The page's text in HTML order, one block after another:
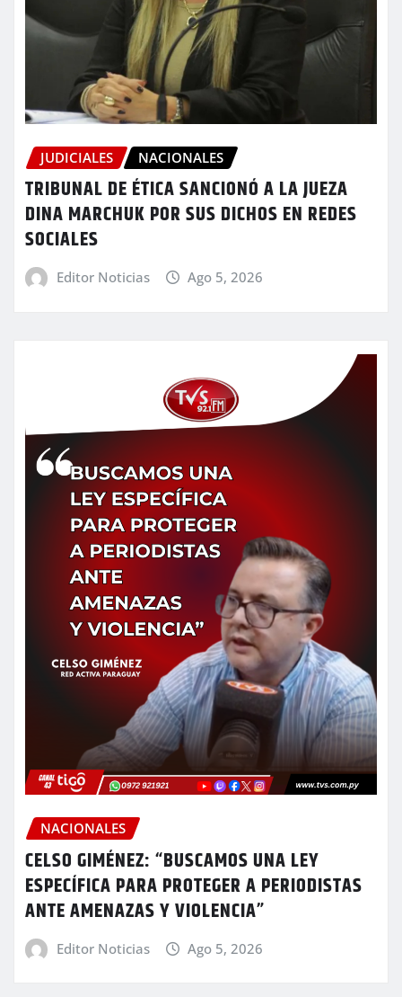
JUDICIALES NACIONALES
TRIBUNAL DE ÉTICA SANCIONÓ A LA JUEZA
DINA MARCHUK POR SUS DICHOS EN REDES
SOCIALES
Editor Noticias Ago 5, 2026
NACIONALES
CELSO GIMÉNEZ: “BUSCAMOS UNA LEY
ESPECÍFICA PARA PROTEGER A PERIODISTAS
ANTE AMENAZAS Y VIOLENCIA”
Editor Noticias Ago 5, 2026